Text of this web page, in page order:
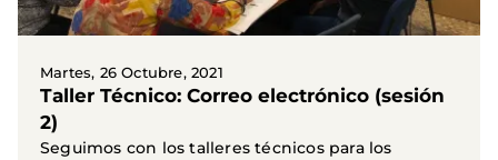
Martes, 26 Octubre, 2021
Taller Técnico: Correo electrónico (sesión
2)
Seguimos con los talleres técnicos para los